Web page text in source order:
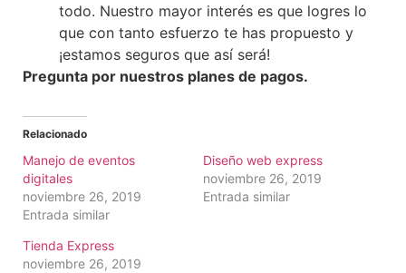
todo. Nuestro mayor interés es que logres lo
que con tanto esfuerzo te has propuesto y
¡estamos seguros que así será!
Pregunta por nuestros planes de pagos.
Relacionado
Manejo de eventos
digitales
noviembre 26, 2019
Entrada similar
Diseño web express
noviembre 26, 2019
Entrada similar
Tienda Express
noviembre 26, 2019